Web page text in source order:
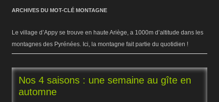
ARCHIVES DU MOT-CLÉ MONTAGNE
Le village d’Appy se trouve en haute Ariège, a 1000m d’altitude dans les
montagnes des Pyrénées. Ici, la montagne fait partie du quotidien !
Nos 4 saisons : une semaine au gîte en
automne